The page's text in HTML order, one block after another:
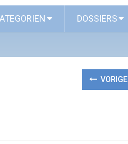
DOSSIERS
VORIGE